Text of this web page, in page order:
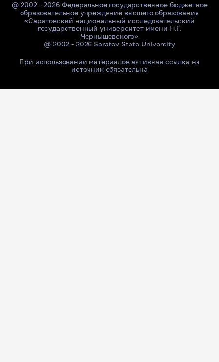
@ 2002 - 2026 Федеральное государственное бюджетное
образовательное учреждение высшего образования
«Саратовский национальный исследовательский
государственный университет имени Н.Г.
Чернышевского»
@ 2002 - 2026 Saratov State University
При использовании материалов активная ссылка на
источник обязательна